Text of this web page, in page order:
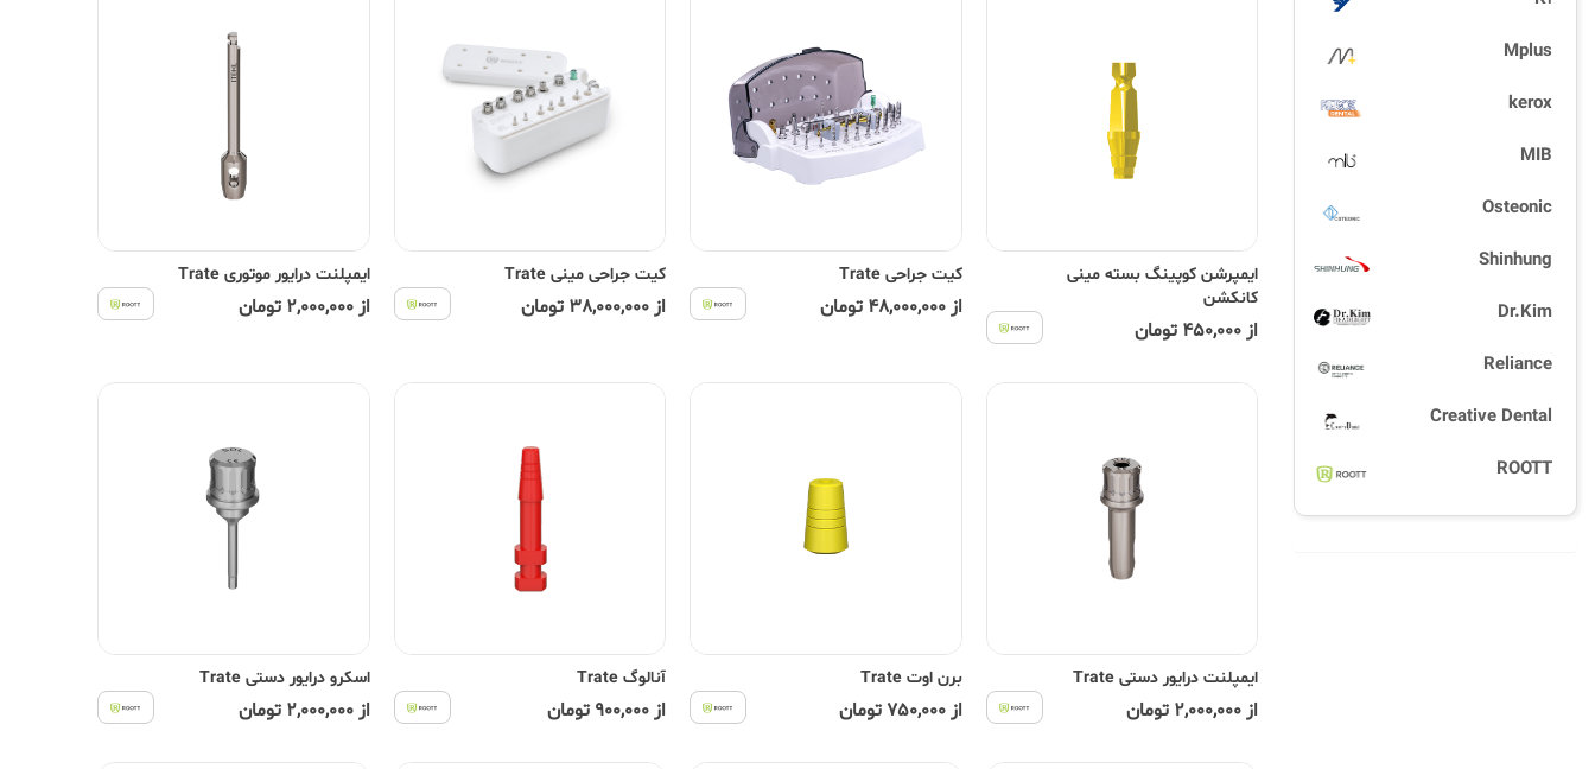
Mplus
kerox
MIB
Osteonic
Shinhung
Dr.Kim
Reliance
Creative Dental
ROOTT
ایمپرشن کوپینگ بسته مینی
کانکشن
از 450,000 تومان
کیت جراحی Trate
از 48,000,000 تومان
کیت جراحی مینی Trate
از 38,000,000 تومان
ایمپلنت درایور موتوری Trate
از 2,000,000 تومان
ایمپلنت درایور دستی Trate
از 2,000,000 تومان
برن اوت Trate
از 750,000 تومان
آنالوگ Trate
از 900,000 تومان
اسکرو درایور دستی Trate
از 2,000,000 تومان